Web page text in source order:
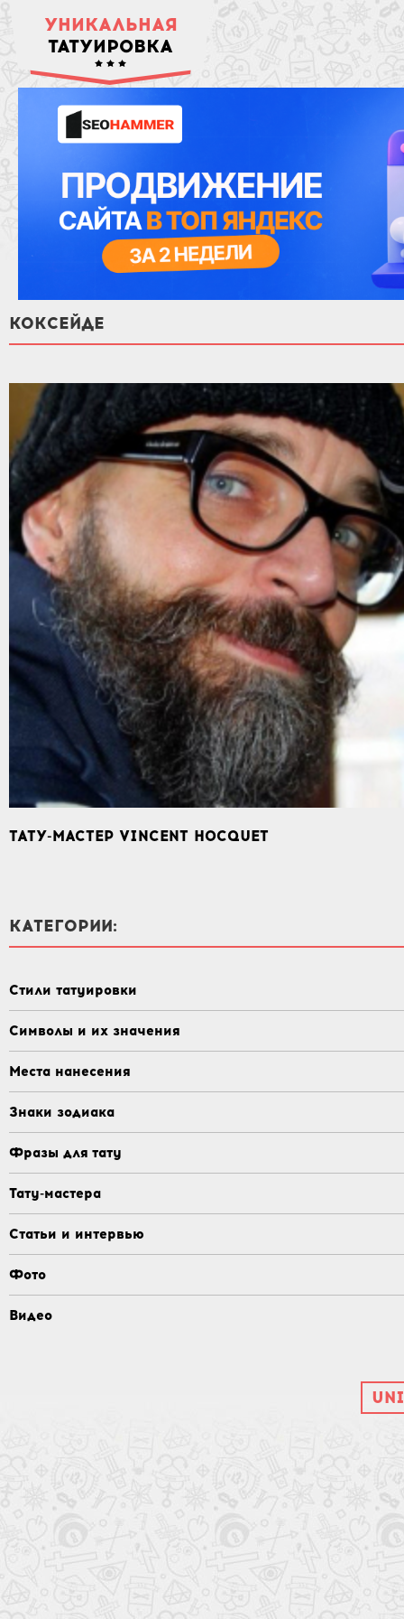
УНИКАЛЬНАЯ
ТАТУИРОВКА
КОКСЕЙДЕ
ТАТУ-МАСТЕР VINCENT HOCQUET
КАТЕГОРИИ:
Стили татуировки
Символы и их значения
Места нанесения
Знаки зодиака
Фразы для тату
Тату-мастера
Статьи и интервью
Фото
Видео